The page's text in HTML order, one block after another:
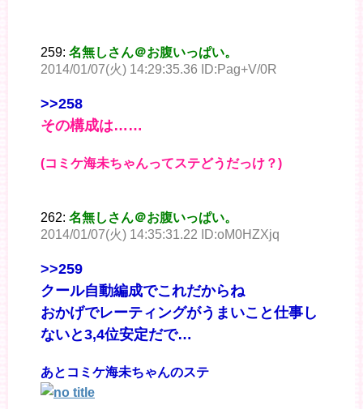
259: 名無しさん＠お腹いっぱい。
2014/01/07(火) 14:29:35.36 ID:Pag+V/0R
>>258
その構成は……
(コミケ海未ちゃんってステどうだっけ？)
262: 名無しさん＠お腹いっぱい。
2014/01/07(火) 14:35:31.22 ID:oM0HZXjq
>>259
クール自動編成でこれだからね
おかげでレーティングがうまいこと仕事し
ないと3,4位安定だで…
あとコミケ海未ちゃんのステ